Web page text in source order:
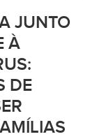
JUNTO
À
DE